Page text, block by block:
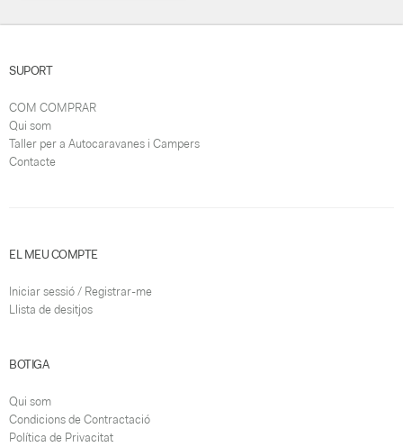
SUPORT
COM COMPRAR
Qui som
Taller per a Autocaravanes i Campers
Contacte
EL MEU COMPTE
Iniciar sessió / Registrar-me
Llista de desitjos
BOTIGA
Qui som
Condicions de Contractació
Política de Privacitat